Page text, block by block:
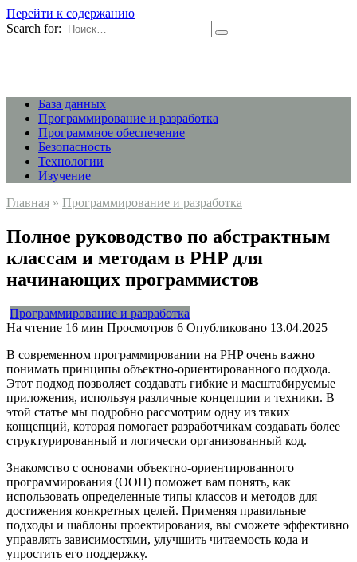
Перейти к содержанию
Search for:
База данных
Программирование и разработка
Программное обеспечение
Безопасность
Технологии
Изучение
Главная » Программирование и разработка
Полное руководство по абстрактным
классам и методам в PHP для
начинающих программистов
Программирование и разработка
На чтение 16 мин Просмотров 6 Опубликовано 13.04.2025
В современном программировании на PHP очень важно
понимать принципы объектно-ориентированного подхода.
Этот подход позволяет создавать гибкие и масштабируемые
приложения, используя различные концепции и техники. В
этой статье мы подробно рассмотрим одну из таких
концепций, которая помогает разработчикам создавать более
структурированный и логически организованный код.
Знакомство с основами объектно-ориентированного
программирования (ООП) поможет вам понять, как
использовать определенные типы классов и методов для
достижения конкретных целей. Применяя правильные
подходы и шаблоны проектирования, вы сможете эффективно
управлять зависимостями, улучшить читаемость кода и
упростить его поддержку.